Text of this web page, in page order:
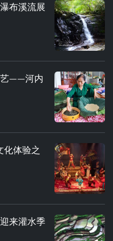
布溪流展
艺——河内
化体验之
来灌水季